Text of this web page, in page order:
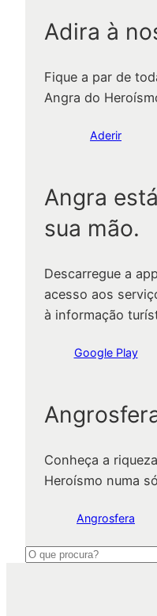
Adira à
Fique a par de
Angra do
Aderir
Angra
sua mão.
Descarregue a
acesso aos
à informação
Google Play
Conheça a
Heroísmo numa
Angrosfera
P